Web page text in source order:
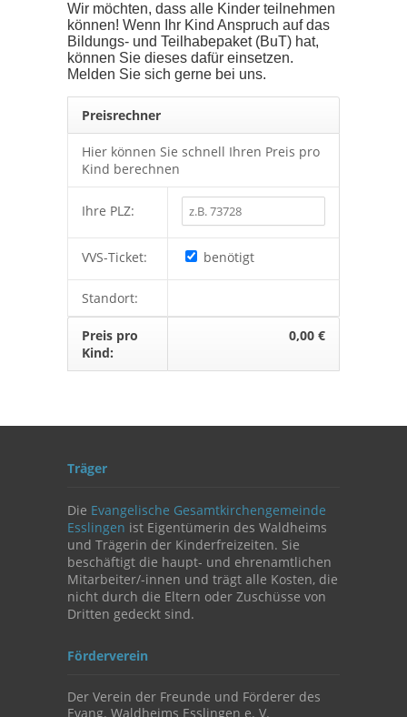
Wir möchten, dass alle Kinder teilnehmen
können! Wenn Ihr Kind Anspruch auf das
Bildungs- und Teilhabepaket (BuT) hat,
können Sie dieses dafür einsetzen.
Melden Sie sich gerne bei uns.
Preisrechner
Hier können Sie schnell Ihren Preis pro
Kind berechnen
Ihre PLZ:
VVS-Ticket: benötigt
Standort:
Preis pro
Kind:
0,00 €
Träger
Die Evangelische Gesamtkirchengemeinde
Esslingen ist Eigentümerin des Waldheims
und Trägerin der Kinderfreizeiten. Sie
beschäftigt die haupt- und ehrenamtlichen
Mitarbeiter/-innen und trägt alle Kosten, die
nicht durch die Eltern oder Zuschüsse von
Dritten gedeckt sind.
Förderverein
Der Verein der Freunde und Förderer des
Evang. Waldheims Esslingen e. V.